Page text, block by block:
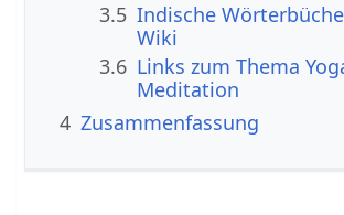
3.5 Indische
Wiki
3.6 Links zum Thema
Meditation
4 Zusammenfassung